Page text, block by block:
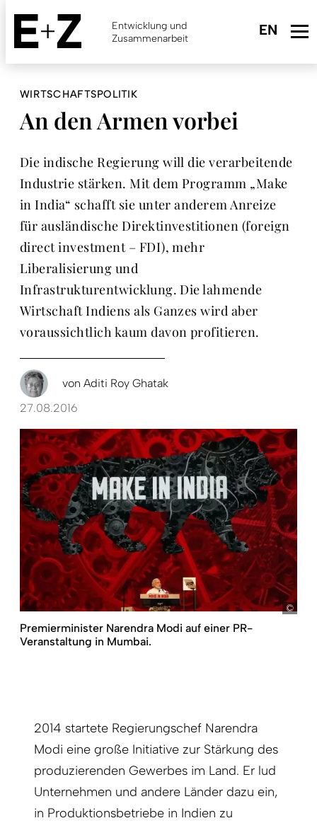
Skip
main
content
Entwicklung und
Zusammenarbeit
WIRTSCHAFTSPOLITIK
An den Armen vorbei
Die indische Regierung will die verarbeitende
Industrie stärken. Mit dem Programm „Make
in India“ schafft sie unter anderem Anreize
für ausländische Direktinvesti­tionen (foreign
direct investment – FDI), mehr
Liberalisierung und
Infrastrukturentwicklung. Die lahmende
Wirtschaft Indiens als Ganzes wird aber
voraussichtlich kaum davon profitieren.
von Aditi Roy Ghatak
27.08.2016
Premierminister Narendra Modi auf einer PR-
Veranstaltung in Mumbai.
2014 startete Regierungschef Narendra
Modi eine große Initiative zur Stärkung des
produzierenden Gewerbes im Land. Er lud
Unternehmen und andere Länder dazu ein,
in Produktionsbetriebe in Indien zu